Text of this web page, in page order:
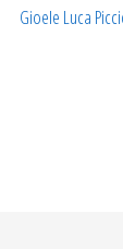
Gioele Luca